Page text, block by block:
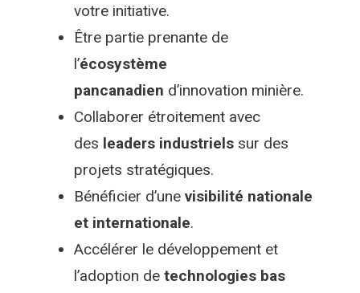
votre initiative.
Être partie prenante de
l’écosystème
pancanadien d’innovation minière.
Collaborer étroitement avec
des leaders industriels sur des
projets stratégiques.
Bénéficier d’unevisibilité nationale
et internationale.
Accélérer le développement et
l’adoption detechnologies bas